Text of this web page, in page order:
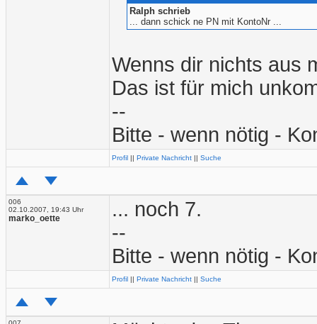
Ralph schrieb
... dann schick ne PN mit KontoNr ...
Wenns dir nichts aus
Das ist für mich
--
Bitte - wenn nötig -
Profil || Private Nachricht || Suche
006
02.10.2007, 19:43 Uhr
marko_oette
... noch 7.
--
Bitte - wenn nötig -
Profil || Private Nachricht || Suche